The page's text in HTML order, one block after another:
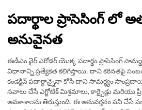
పదార్థాల ప్రాసెసింగ్ లో
అనువైనత
ఈడీఎం వైర్ ఎరోడర్ యొక్క పదార్థం ప్రాసెసింగ్
విధానాన్ని ప్రత్యేకత కలిగిస్తాయి. దాని కఠినతపై
కండక్టివ్ పదార్థాన్నైనా కోసే దాని సామర్థ్యం
సవాలు చేసే ఎగ్జోటిక్ మిశ్రమాలు, కార్బైడ్లు మరియు
అవకాశాలను తెరుస్తుంది. ఈ అనువర్తనం పని చేసే